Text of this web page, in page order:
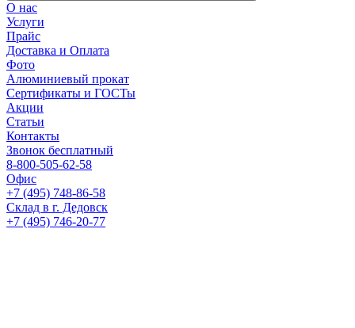
О нас
Услуги
Прайс
Доставка и Оплата
Фото
Алюминиевый прокат
Сертификаты и ГОСТы
Акции
Статьи
Контакты
Звонок бесплатный
8-800-505-62-58
Офис
+7 (495) 748-86-58
Склад в г. Дедовск
+7 (495) 746-20-77